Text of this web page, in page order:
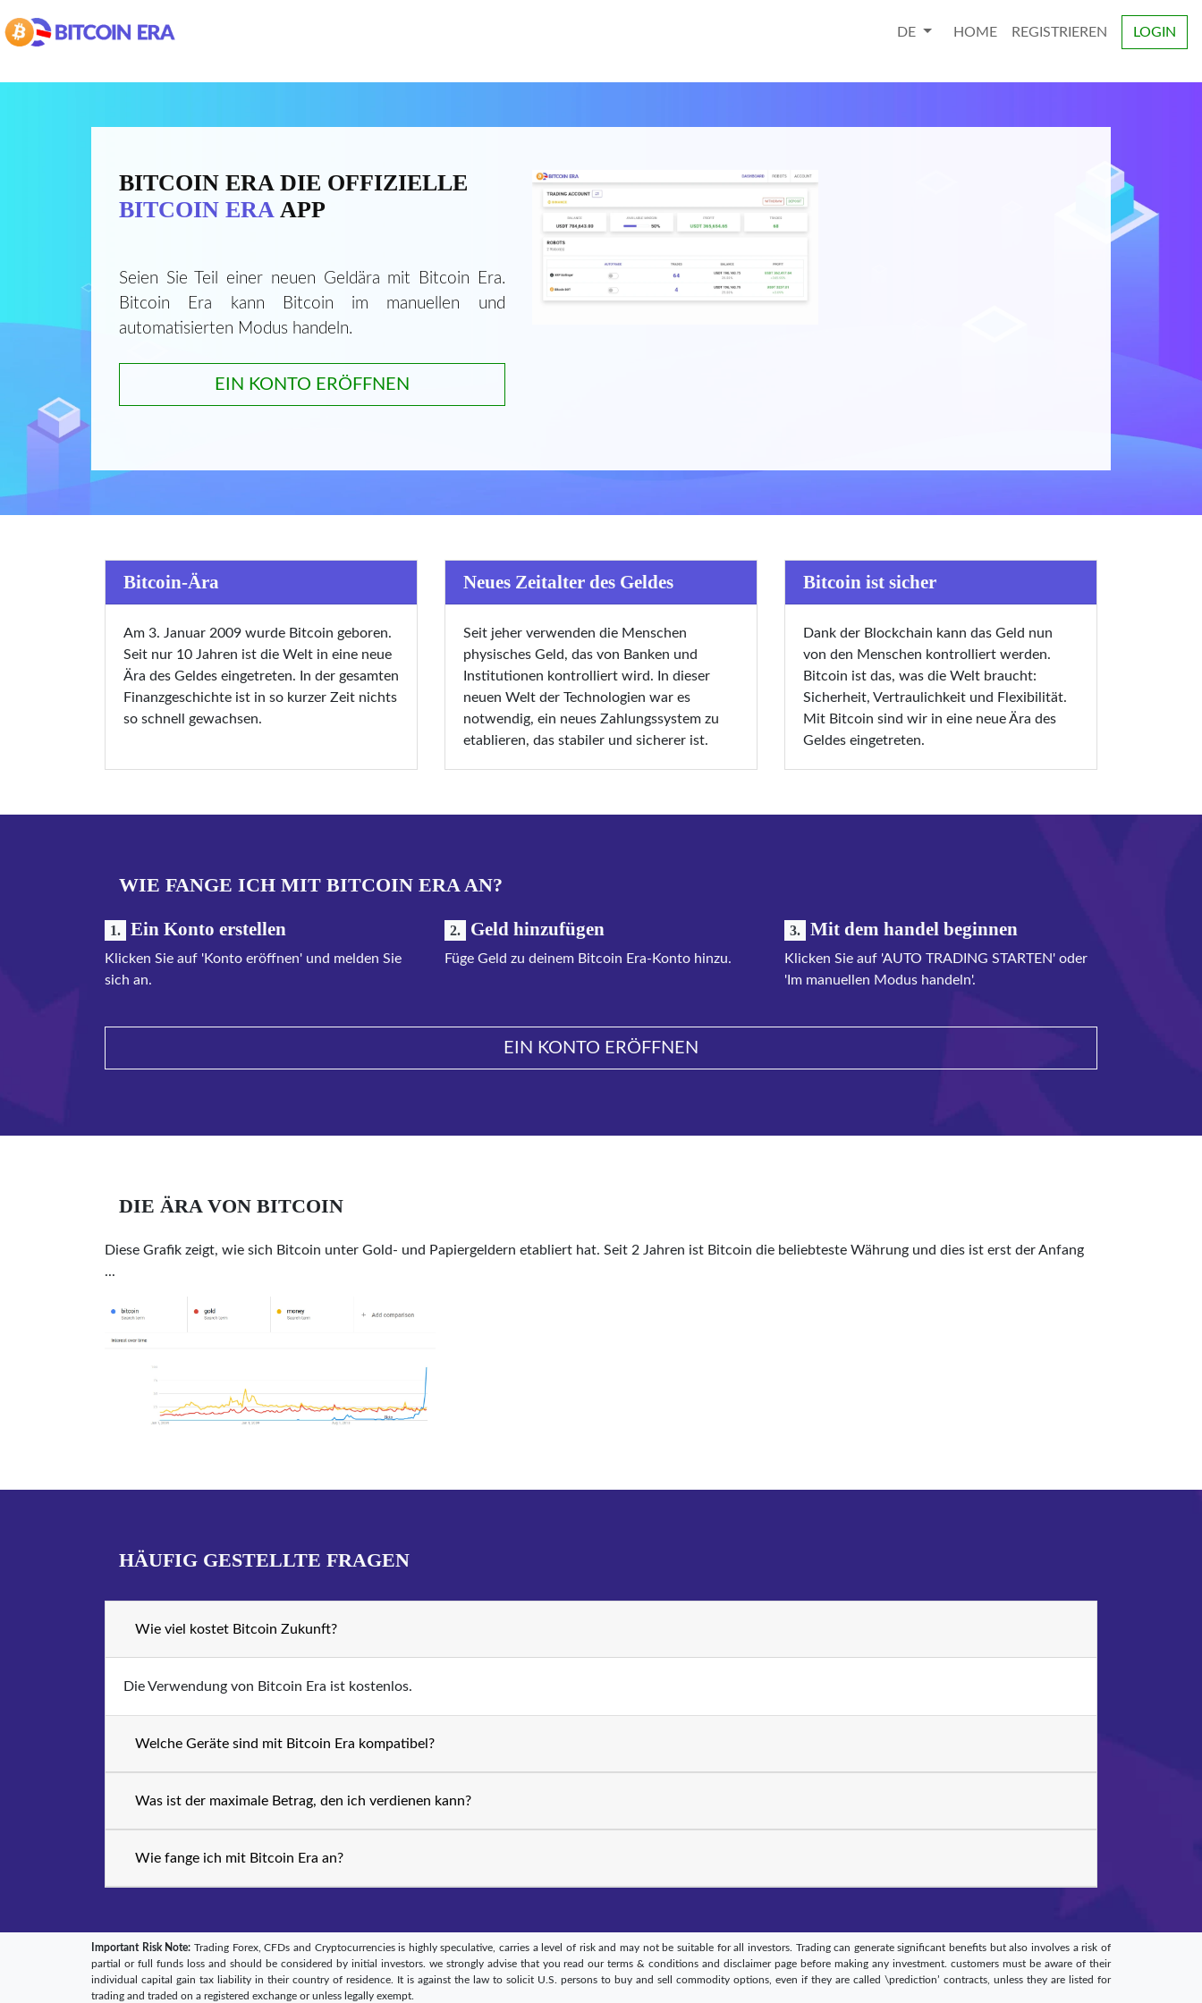
DE HOME REGISTRIEREN LOGIN
BITCOIN ERA DIE OFFIZIELLE
BITCOIN ERA APP
Seien Sie Teil einer neuen Geldära mit Bitcoin Era.
Bitcoin Era kann Bitcoin im manuellen und
automatisierten Modus handeln.
EIN KONTO ERÖFFNEN
Bitcoin-Ära
Am 3. Januar 2009 wurde Bitcoin geboren.
Seit nur 10 Jahren ist die Welt in eine neue
Ära des Geldes eingetreten. In der gesamten
Finanzgeschichte ist in so kurzer Zeit nichts
so schnell gewachsen.
Neues Zeitalter des Geldes
Seit jeher verwenden die Menschen
physisches Geld, das von Banken und
Institutionen kontrolliert wird. In dieser
neuen Welt der Technologien war es
notwendig, ein neues Zahlungssystem zu
etablieren, das stabiler und sicherer ist.
Bitcoin ist sicher
Dank der Blockchain kann das Geld nun
von den Menschen kontrolliert werden.
Bitcoin ist das, was die Welt braucht:
Sicherheit, Vertraulichkeit und Flexibilität.
Mit Bitcoin sind wir in eine neue Ära des
Geldes eingetreten.
WIE FANGE ICH MIT BITCOIN ERA AN?
1. Ein Konto erstellen
Klicken Sie auf 'Konto eröffnen' und melden Sie
sich an.
2. Geld hinzufügen
Füge Geld zu deinem Bitcoin Era-Konto hinzu.
3. Mit dem handel beginnen
Klicken Sie auf 'AUTO TRADING STARTEN' oder
'Im manuellen Modus handeln'.
EIN KONTO ERÖFFNEN
DIE ÄRA VON BITCOIN
Diese Grafik zeigt, wie sich Bitcoin unter Gold- und Papiergeldern etabliert hat. Seit 2 Jahren ist Bitcoin die beliebteste Währung und dies ist erst der Anfang
...
HÄUFIG GESTELLTE FRAGEN
Wie viel kostet Bitcoin Zukunft?
Die Verwendung von Bitcoin Era ist kostenlos.
Welche Geräte sind mit Bitcoin Era kompatibel?
Was ist der maximale Betrag, den ich verdienen kann?
Wie fange ich mit Bitcoin Era an?
Important Risk Note: Trading Forex, CFDs and Cryptocurrencies is highly speculative, carries a level of risk and may not be suitable for all investors. Trading can generate significant benefits but also involves a risk of
partial or full funds loss and should be considered by initial investors. we strongly advise that you read our terms & conditions and disclaimer page before making any investment. customers must be aware of their
individual capital gain tax liability in their country of residence. It is against the law to solicit U.S. persons to buy and sell commodity options, even if they are called \prediction’ contracts, unless they are listed for
trading and traded on a registered exchange or unless legally exempt.